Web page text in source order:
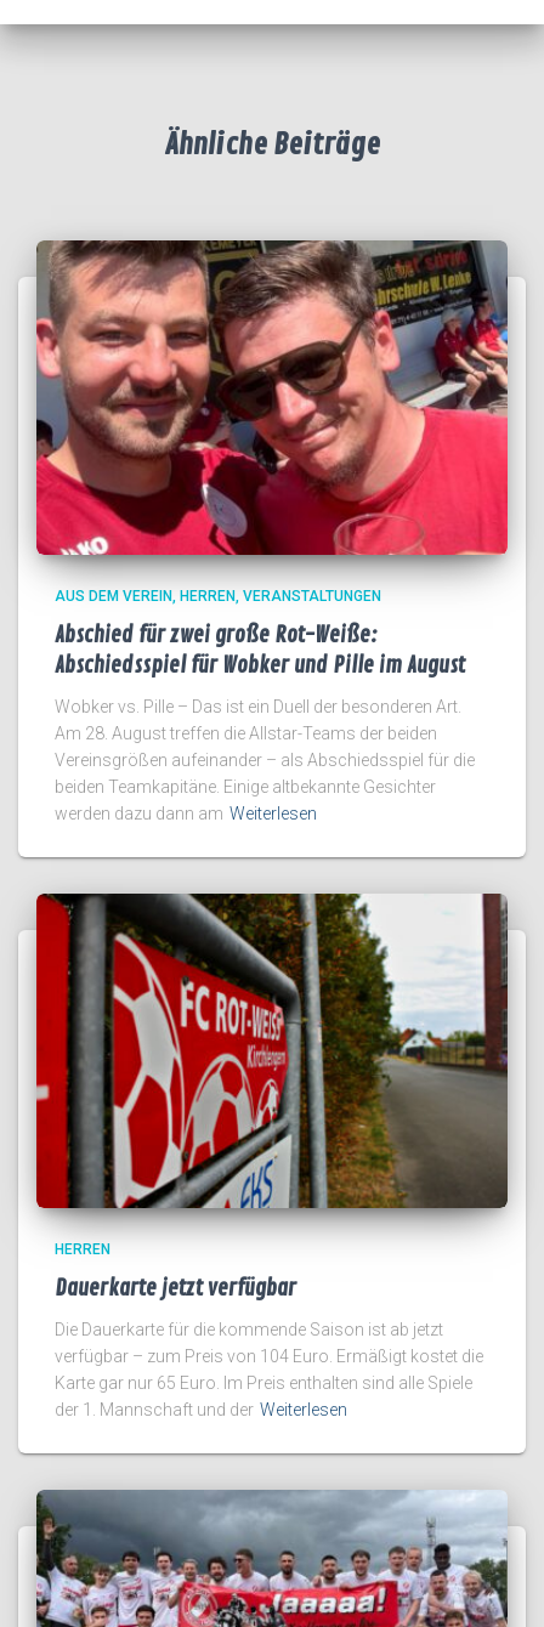
Ähnliche Beiträge
AUS DEM VEREIN HERREN VERANSTALTUNGEN
Abschied für zwei große Rot-Weiße:
Abschiedsspiel für Wobker und Pille im August
Wobker vs. Pille – Das ist ein Duell der besonderen Art.
Am 28. August treffen die Allstar-Teams der beiden
Vereinsgrößen aufeinander – als Abschiedsspiel für die
beiden Teamkapitäne. Einige altbekannte Gesichter
werden dazu dann am Weiterlesen
HERREN
Dauerkarte jetzt verfügbar
Die Dauerkarte für die kommende Saison ist ab jetzt
verfügbar – zum Preis von 104 Euro. Ermäßigt kostet die
Karte gar nur 65 Euro. Im Preis enthalten sind alle Spiele
der 1. Mannschaft und der Weiterlesen